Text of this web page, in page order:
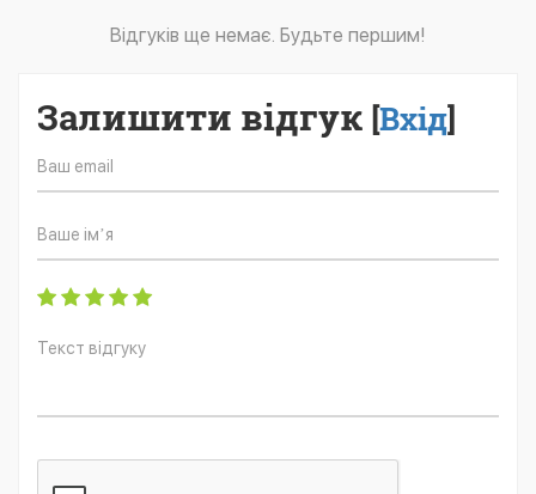
Відгуків ще немає. Будьте першим!
Залишити відгук [Вхід]